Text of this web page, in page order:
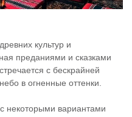
культур и
преданиями и сказками
с бескрайней
в огненные оттенки.
некоторыми вариантами